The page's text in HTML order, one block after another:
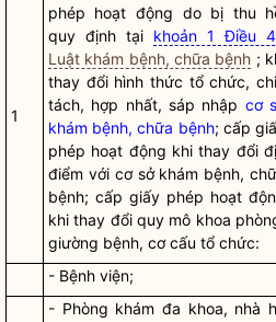
1
phép hoạt động do bị thu
quy định tại khoản 1 Điều
Luật khám bệnh, chữa bệnh ;
thay đổi hình thức tổ chức,
tách, hợp nhất, sáp nhập cơ
khám bệnh, chữa bệnh; cấp
phép hoạt động khi thay đổi
điểm với cơ sở khám bệnh,
bệnh; cấp giấy phép hoạt
khi thay đổi quy mô khoa
giường bệnh, cơ cấu tổ chức:
- Bệnh viện;
- Phòng khám đa khoa, nhà